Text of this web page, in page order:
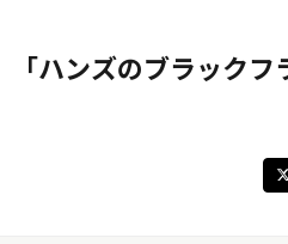
ハンズのブラックフ